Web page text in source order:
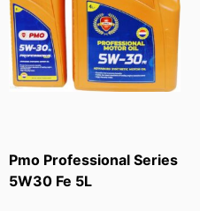
Pmo Professional Series
5W30 Fe 5L